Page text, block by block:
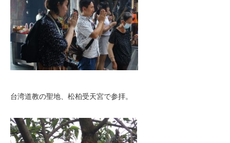
台湾道教の聖地、松柏受天宮で参拝。